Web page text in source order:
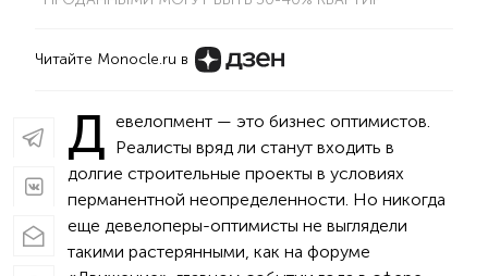
Читайте Monocle.ru в
Д евелопмент — это бизнес оптимистов.
Реалисты вряд ли станут входить в
долгие строительные проекты в условиях
перманентной неопределенности. Но никогда
еще девелоперы-оптимисты не выглядели
такими растерянными, как на форуме